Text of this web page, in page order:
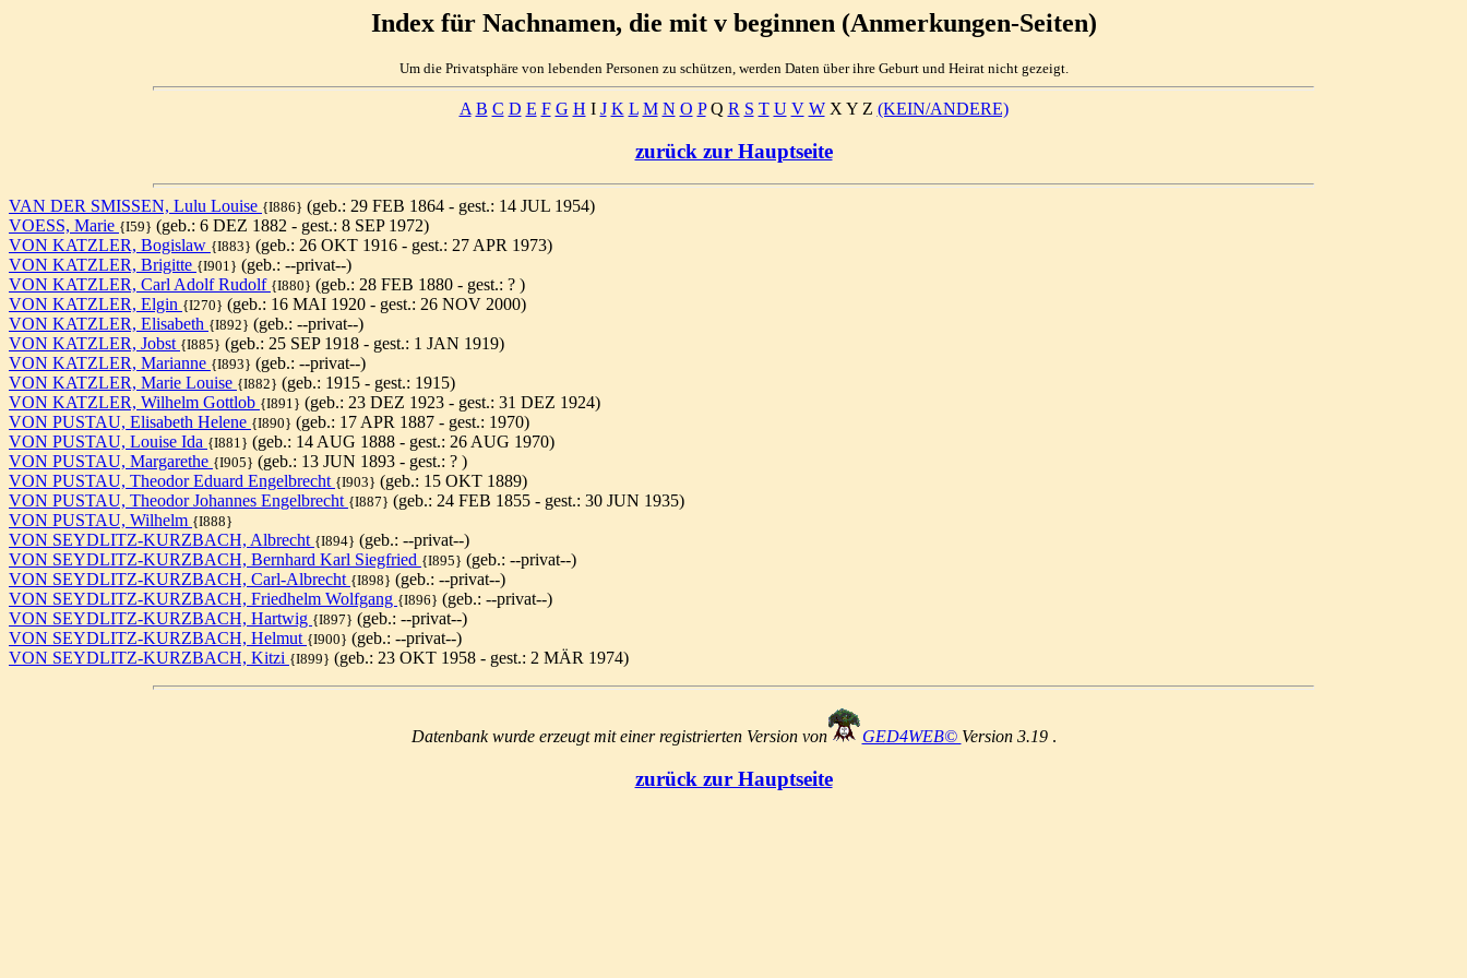
Index für Nachnamen, die mit v beginnen (Anmerkungen-Seiten)
Um die Privatsphäre von lebenden Personen zu schützen, werden Daten über ihre Geburt und Heirat nicht gezeigt.
A B C D E F G H I J K L M N O PQ R S T U V WX Y Z (KEIN/ANDERE)
zurück zur Hauptseite
VAN DER SMISSEN, Lulu Louise {I886} (geb.: 29 FEB 1864 - gest.: 14 JUL 1954)
VOESS, Marie {I59} (geb.: 6 DEZ 1882 - gest.: 8 SEP 1972)
VON KATZLER, Bogislaw {I883} (geb.: 26 OKT 1916 - gest.: 27 APR 1973)
VON KATZLER, Brigitte {I901} (geb.: --privat--)
VON KATZLER, Carl Adolf Rudolf {I880} (geb.: 28 FEB 1880 - gest.: ? )
VON KATZLER, Elgin {I270} (geb.: 16 MAI 1920 - gest.: 26 NOV 2000)
VON KATZLER, Elisabeth {I892} (geb.: --privat--)
VON KATZLER, Jobst {I885} (geb.: 25 SEP 1918 - gest.: 1 JAN 1919)
VON KATZLER, Marianne {I893} (geb.: --privat--)
VON KATZLER, Marie Louise {I882} (geb.: 1915 - gest.: 1915)
VON KATZLER, Wilhelm Gottlob {I891} (geb.: 23 DEZ 1923 - gest.: 31 DEZ 1924)
VON PUSTAU, Elisabeth Helene {I890} (geb.: 17 APR 1887 - gest.: 1970)
VON PUSTAU, Louise Ida {I881} (geb.: 14 AUG 1888 - gest.: 26 AUG 1970)
VON PUSTAU, Margarethe {I905} (geb.: 13 JUN 1893 - gest.: ? )
VON PUSTAU, Theodor Eduard Engelbrecht {I903} (geb.: 15 OKT 1889)
VON PUSTAU, Theodor Johannes Engelbrecht {I887} (geb.: 24 FEB 1855 - gest.: 30 JUN 1935)
VON PUSTAU, Wilhelm {I888}
VON SEYDLITZ-KURZBACH, Albrecht {I894} (geb.: --privat--)
VON SEYDLITZ-KURZBACH, Bernhard Karl Siegfried {I895} (geb.: --privat--)
VON SEYDLITZ-KURZBACH, Carl-Albrecht {I898} (geb.: --privat--)
VON SEYDLITZ-KURZBACH, Friedhelm Wolfgang {I896} (geb.: --privat--)
VON SEYDLITZ-KURZBACH, Hartwig {I897} (geb.: --privat--)
VON SEYDLITZ-KURZBACH, Helmut {I900} (geb.: --privat--)
VON SEYDLITZ-KURZBACH, Kitzi {I899} (geb.: 23 OKT 1958 - gest.: 2 MÄR 1974)
Datenbank wurde erzeugt mit einer registrierten Version von GED4WEB© Version 3.19 .
zurück zur Hauptseite